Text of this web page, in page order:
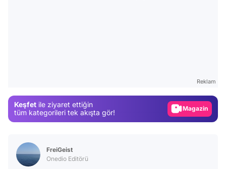
Reklam
Keşfet ile ziyaret ettiğin
tüm kategorileri tek akışta gör!
Magazin
FreiGeist
Onedio Editörü